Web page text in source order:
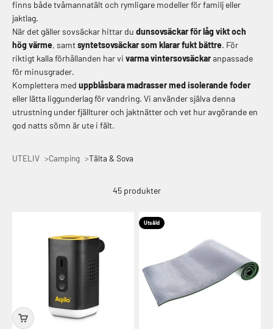
finns både tvåmannatält och rymligare modeller för familj eller
jaktlag.
När det gäller sovsäckar hittar du dunsovsäckar för låg vikt och
hög värme, samtsyntetsovsäckar som klarar fukt bättre. För
riktigt kalla förhållanden har vi varma vintersovsäckaranpassade
för minusgrader.
Komplettera med uppblåsbara madrasser med isolerande foder
eller lätta liggunderlag för vandring. Vi använder själva denna
utrustning under fjällturer och jaktnätter och vet hur avgörande en
god natts sömn är ute i fält.
UTELIV Camping Tälta & Sova
45 produkter
Utsåld